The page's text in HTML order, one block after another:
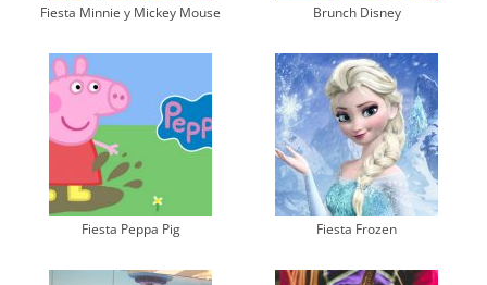
Fiesta Minnie y Mickey Mouse Brunch Disney
Fiesta Peppa Pig Fiesta Frozen